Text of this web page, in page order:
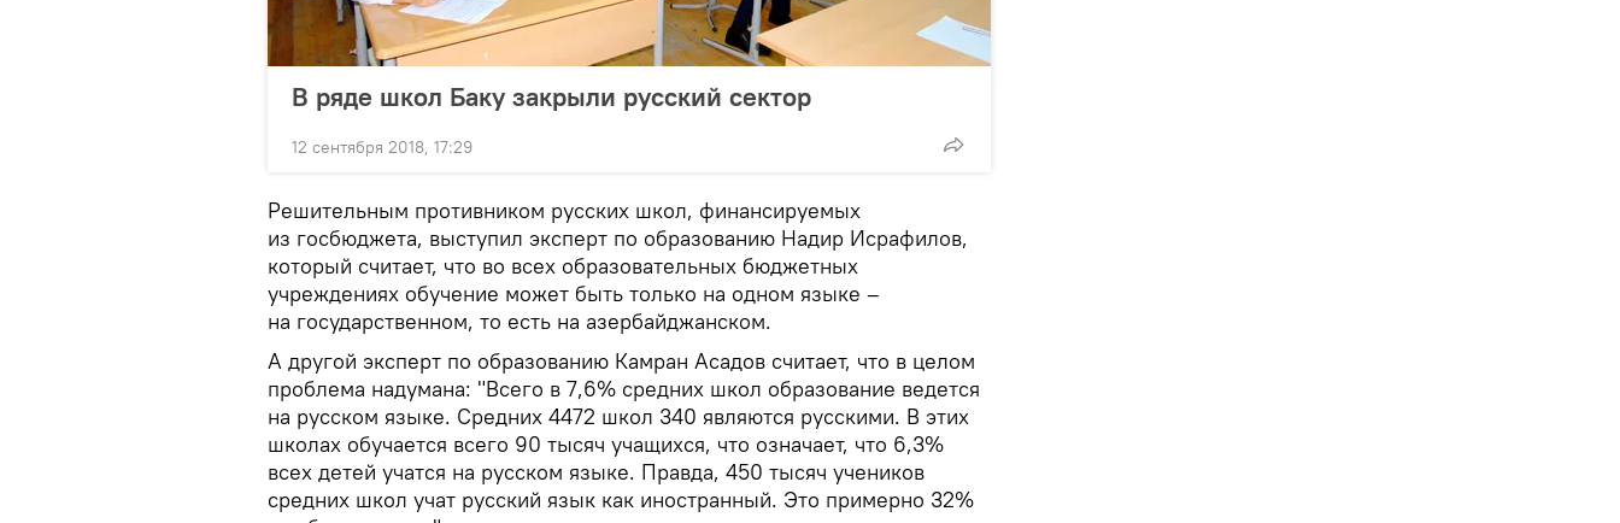
В ряде школ Баку закрыли русский сектор
12 сентября 2018, 17:29
Решительным противником русских школ, финансируемых
из госбюджета, выступил эксперт по образованию Надир Исрафилов,
который считает, что во всех образовательных бюджетных
учреждениях обучение может быть только на одном языке –
на государственном, то есть на азербайджанском.
А другой эксперт по образованию Камран Асадов считает, что в целом
проблема надумана: "Всего в 7,6% средних школ образование ведется
на русском языке. Средних 4472 школ 340 являются русскими. В этих
школах обучается всего 90 тысяч учащихся, что означает, что 6,3%
всех детей учатся на русском языке. Правда, 450 тысяч учеников
средних школ учат русский язык как иностранный. Это примерно 32%